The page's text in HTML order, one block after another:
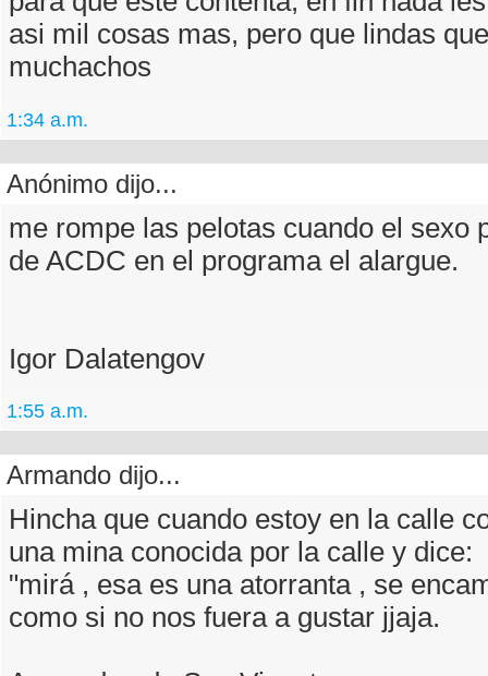
asi mil cosas mas, pero que lindas
muchachos
1:34 a.m.
Anónimo dijo...
me rompe las pelotas cuando el sexo
de ACDC en el programa el alargue.
Igor Dalatengov
1:55 a.m.
Armando dijo...
Hincha que cuando estoy en la calle
una mina conocida por la calle y dice:
"mirá , esa es una atorranta , se
como si no nos fuera a gustar jjaja.